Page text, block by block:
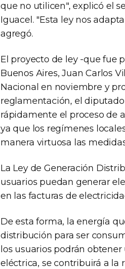
que no utilicen", explicó el
Iguacel. "Esta ley nos
agregó.
El proyecto de ley -que fue
Buenos Aires, Juan Carlos
Nacional en noviembre y
reglamentación, el
rápidamente el proceso de
ya que los regímenes
manera virtuosa las
La Ley de Generación
usuarios puedan generar
en las facturas de
De esta forma, la energía
distribución para ser
los usuarios podrán
eléctrica, se contribuirá a la